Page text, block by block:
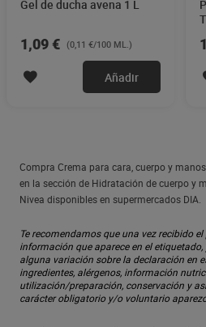
Gel de ducha avena 1 L
1,09 € (0,11 €/100 ML.)
Añadir
Compra Crema para cara, cuerpo y
en la sección de Hidratación de cuerpo y
Nivea disponibles en supermercados DIA.
Te recomendamos que una vez recibido
información que aparece en el
alguna variación sobre la declaración en
ingredientes, alérgenos, información
utilización/preparación, conservación y
carácter obligatorio y/o voluntario